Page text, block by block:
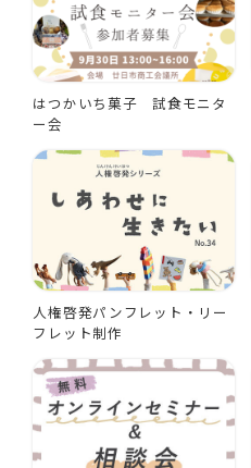
はつかいち菓子 試食モニタ
ー会
人権啓発パンフレット・リー
フレット制作